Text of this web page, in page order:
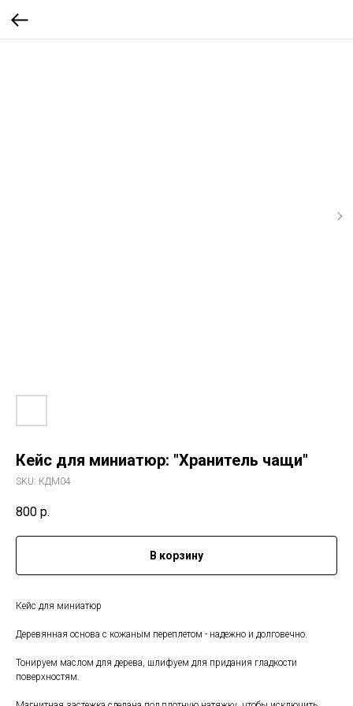
Кейс для миниатюр: "Хранитель чащи"
SKU: КДМ04
800 р.
В корзину
Кейс для миниатюр
Деревянная основа с кожаным переплетом - надежно и долговечно.
Тонируем маслом для дерева, шлифуем для придания гладкости
поверхностям.